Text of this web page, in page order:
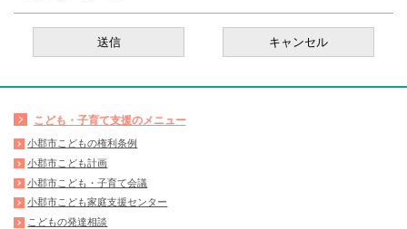
こども・子育て支援のメニュー
小郡市こどもの権利条例
小郡市こども計画
小郡市こども・子育て会議
小郡市こども家庭支援センター
こどもの発達相談